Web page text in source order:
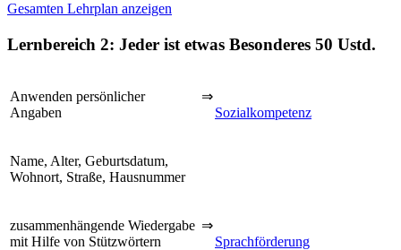
Gesamten Lehrplan anzeigen
Lernbereich 2: Jeder ist etwas Besonderes 50 Ustd.
Anwenden persönlicher
Angaben
⇒
Sozialkompetenz
Name, Alter, Geburtsdatum,
Wohnort, Straße, Hausnummer
zusammenhängende Wiedergabe
mit Hilfe von Stützwörtern
⇒
Sprachförderung